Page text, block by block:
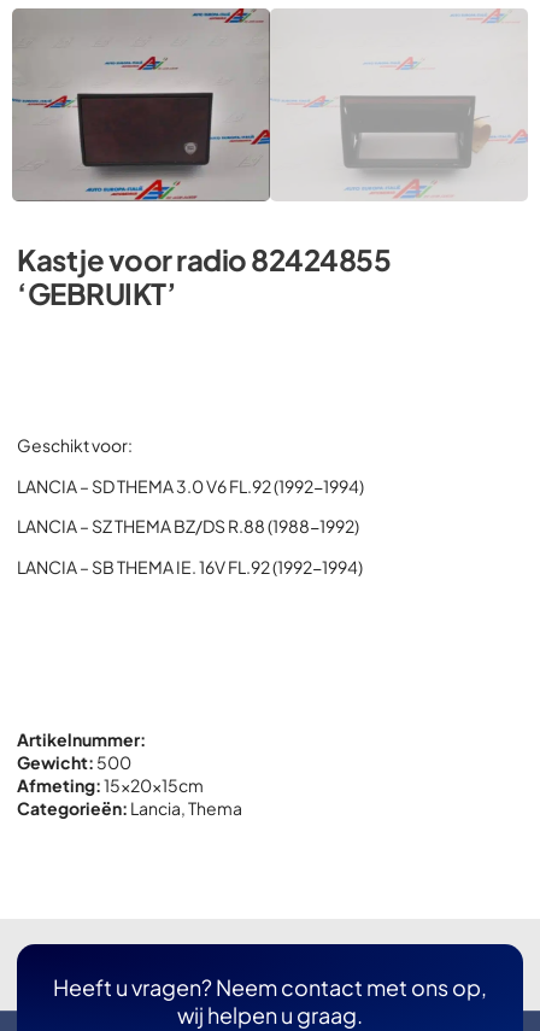
Kastje voor radio 82424855
‘GEBRUIKT’
Geschikt voor:
LANCIA – SD THEMA 3.0 V6 FL.92 (1992-1994)
LANCIA – SZ THEMA BZ/DS R.88 (1988-1992)
LANCIA – SB THEMA IE. 16V FL.92 (1992-1994)
Artikelnummer:
Gewicht: 500
Afmeting:15x20x15cm
Categorieën: Lancia,Thema
Heeft u vragen? Neem contact met ons op,
wij helpen u graag.